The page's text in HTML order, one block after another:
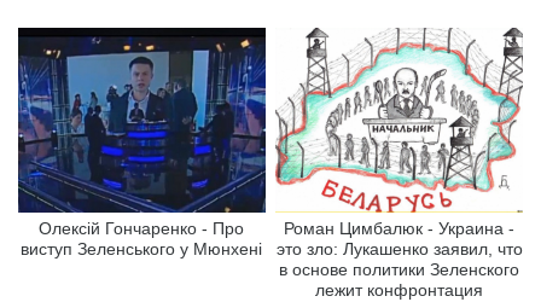
Олексій Гончаренко - Про
виступ Зеленського у Мюнхені
Роман Цимбалюк - Украина -
это зло: Лукашенко заявил, что
в основе политики Зеленского
лежит конфронтация